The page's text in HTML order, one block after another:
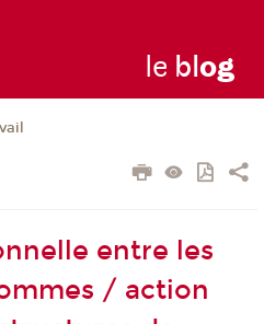
le blog
entre les
/ action